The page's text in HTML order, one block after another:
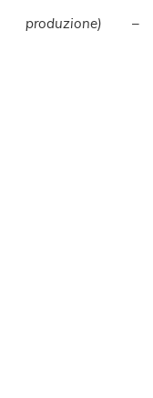
produzione) –